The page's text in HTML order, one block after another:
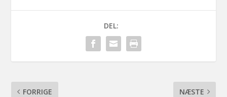
DEL:
FORRIGE NÆSTE